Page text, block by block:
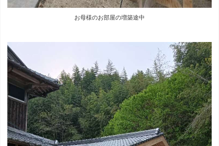
お母様のお部屋の増築途中